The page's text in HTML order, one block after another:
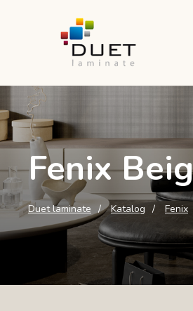
Fenix
Duet laminate Katalog Fenix